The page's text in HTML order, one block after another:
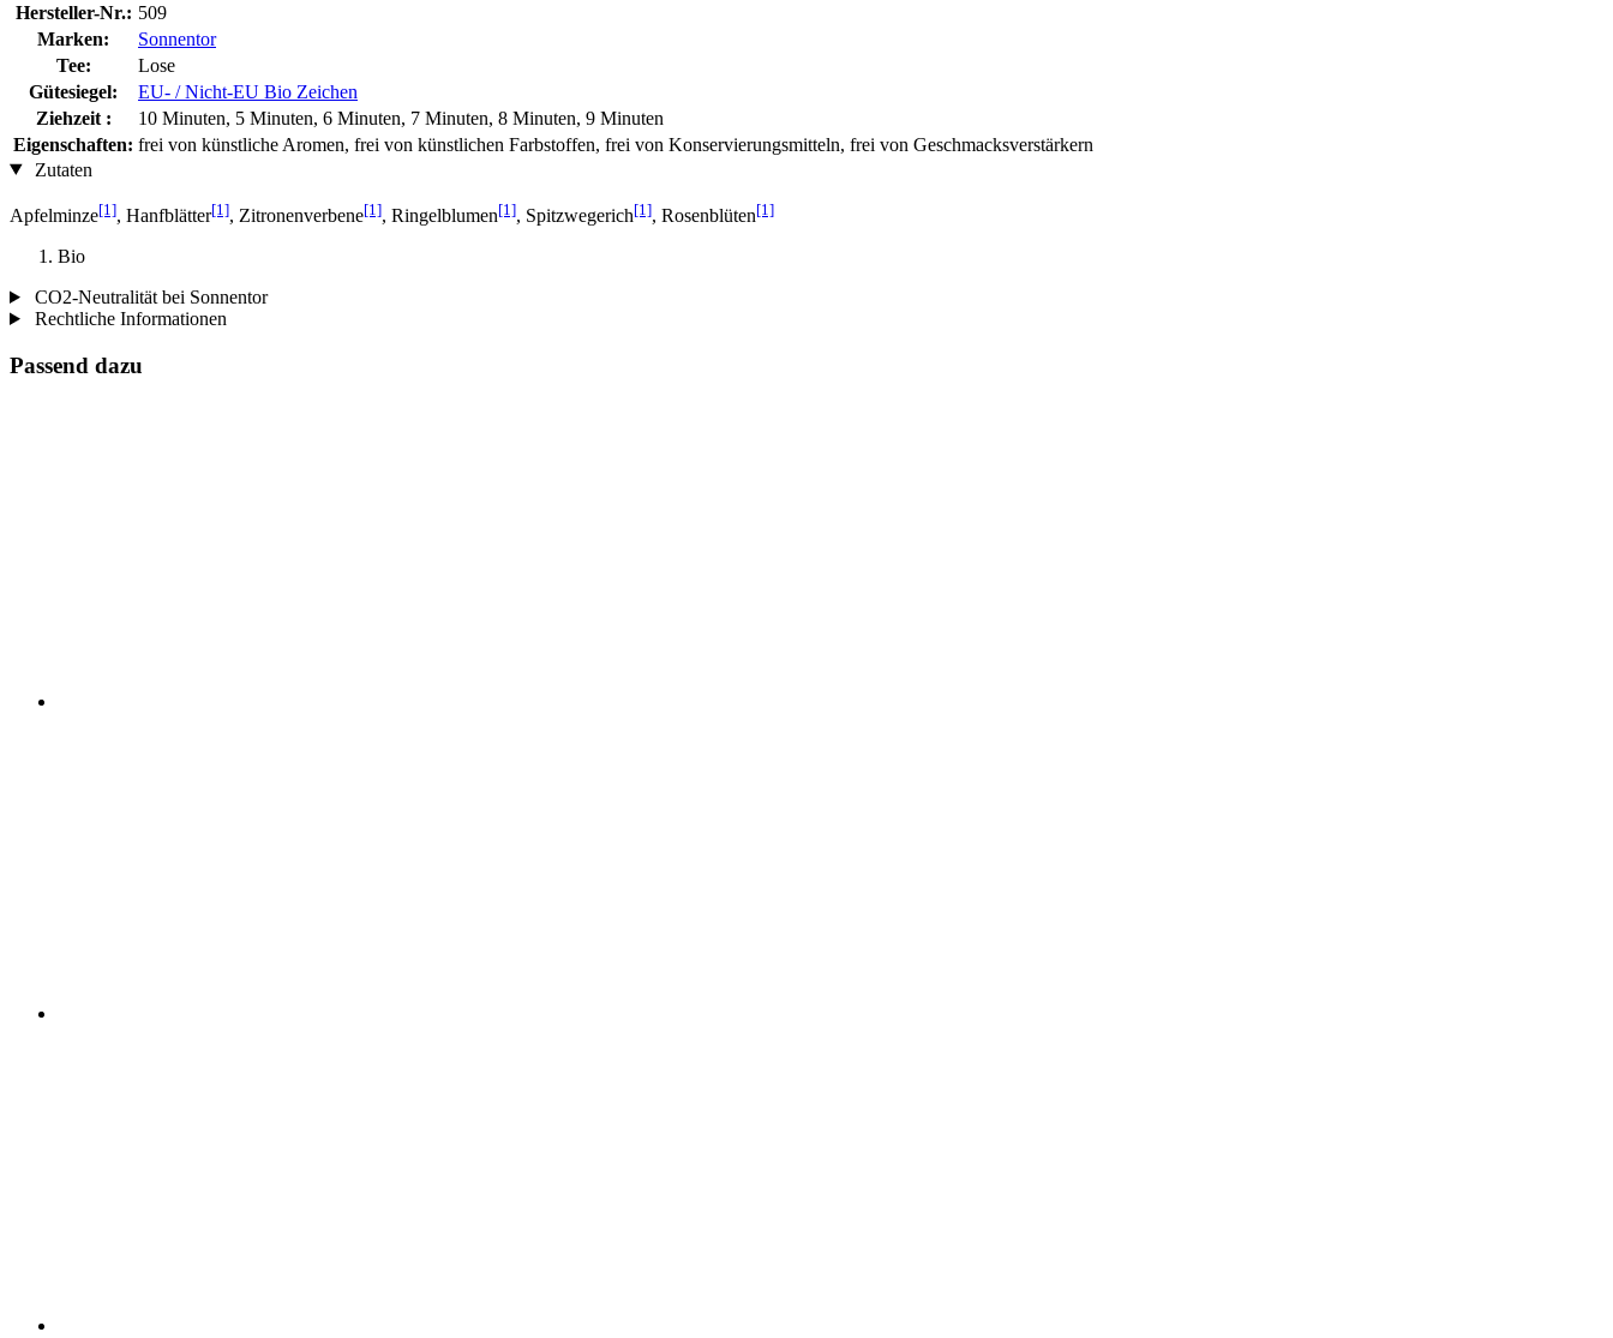
Hersteller-Nr.: 509
Marken:
Sonnentor
Tee:
Lose
Gütesiegel:
EU- / Nicht-EU Bio Zeichen
Ziehzeit :
10 Minuten, 5 Minuten, 6 Minuten, 7 Minuten, 8 Minuten, 9 Minuten
Eigenschaften: frei von künstliche Aromen, frei von künstlichen Farbstoffen, frei von Konservierungsmitteln, frei von Geschmacksverstärkern
Zutaten
Apfelminze[1], Hanfblätter[1], Zitronenverbene[1], Ringelblumen[1], Spitzwegerich[1], Rosenblüten[1]
Bio
CO2-Neutralität bei Sonnentor
Rechtliche Informationen
Passend dazu